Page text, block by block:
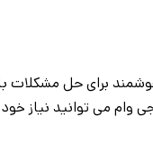
برای حل مشکلات
وام می توانید نیاز